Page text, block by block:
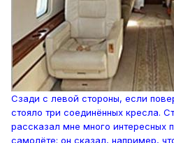
Сзади с левой стороны, если
стояло три соединённых кресла.
рассказал мне много интересных
самолёте; он сказал, например,